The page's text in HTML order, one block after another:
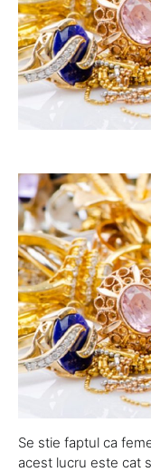
Se stie faptul ca
acest lucru este cat